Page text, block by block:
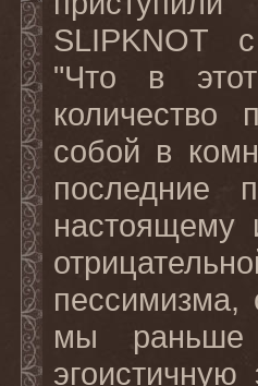
SLIPKNOT
"Что в
количество
собой в
последние
настоящему
пессимизма,
мы раньше